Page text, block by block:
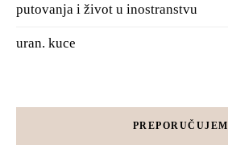
putovanja i život u inostranstvu
uran. kuce
PREPORUČUJEM